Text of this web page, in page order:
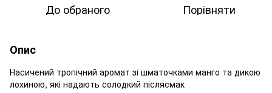
До обраного Порівняти
Опис
Насичений тропічний аромат зі шматочками манго та дикою
лохиною, які надають солодкий післясмак